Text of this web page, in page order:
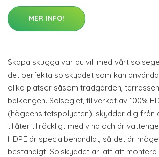
MER INFO!
Skapa skugga var du vill med vårt
det perfekta solskyddet som kan
olika platser såsom trädgården,
balkongen. Solseglet, tillverkat av 100%
(högdensitetspolyeten), skyddar dig från
tillåter tillräckligt med vind och är
HDPE är specialbehandlat, så det är
beständigt. Solskyddet är lätt att montera